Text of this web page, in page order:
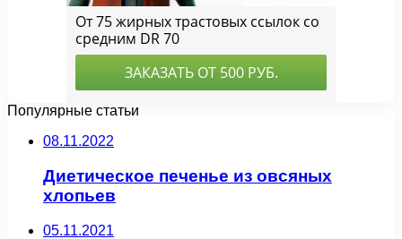
Популярные статьи
08.11.2022
Диетическое печенье из овсяных
хлопьев
05.11.2021